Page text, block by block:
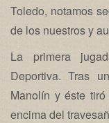
Toledo, notamos
de los nuestros y
La primera
Deportiva. Tras
Manolín y éste
encima del